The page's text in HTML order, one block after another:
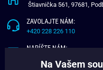
Štiavnička 561, 97681,
ZAVOLAJTE NÁM:
+420 228 226 110
NAPÍŠTE NÁM:
Na Vašem